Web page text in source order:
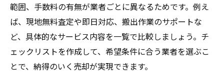
範囲、手数料の有無が業者ごとに異なるためです。例え
ば、現地無料査定や即日対応、搬出作業のサポートな
ど、具体的なサービス内容を一覧で比較しましょう。チ
ェックリストを作成して、希望条件に合う業者を選ぶこ
とで、納得のいく売却が実現できます。